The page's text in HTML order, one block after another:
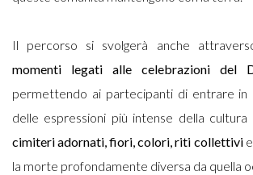
Il percorso si svolgerà anche
momenti legati alle celebrazioni del
permettendo ai partecipanti di entrare in
delle espressioni più intense della cultura
cimiteri adornati, fiori, colori, riti collettivie
la morte profondamente diversa da quella